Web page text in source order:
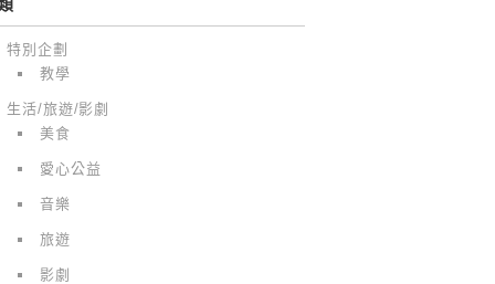
特別企劃
教學
生活/旅遊/影劇
美食
愛心公益
音樂
旅遊
影劇